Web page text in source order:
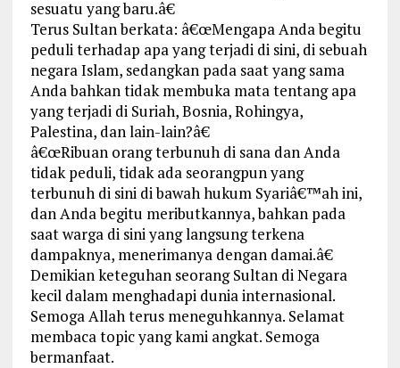
sesuatu yang baru.â€
Terus Sultan berkata: â€œMengapa Anda begitu
peduli terhadap apa yang terjadi di sini, di sebuah
negara Islam, sedangkan pada saat yang sama
Anda bahkan tidak membuka mata tentang apa
yang terjadi di Suriah, Bosnia, Rohingya,
Palestina, dan lain-lain?â€
â€œRibuan orang terbunuh di sana dan Anda
tidak peduli, tidak ada seorangpun yang
terbunuh di sini di bawah hukum Syariâ€™ah ini,
dan Anda begitu meributkannya, bahkan pada
saat warga di sini yang langsung terkena
dampaknya, menerimanya dengan damai.â€
Demikian keteguhan seorang Sultan di Negara
kecil dalam menghadapi dunia internasional.
Semoga Allah terus meneguhkannya. Selamat
membaca topic yang kami angkat. Semoga
bermanfaat.